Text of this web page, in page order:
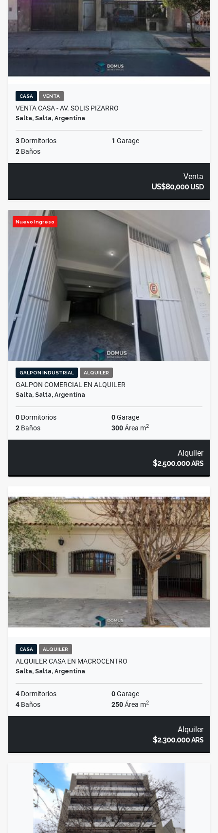
CASA VENTA
VENTA CASA - AV. SOLIS PIZARRO
Salta, Salta, Argentina
3 Dormitorios 1 Garage
2 Baños
Venta
US$80,000USD
Nuevo Ingreso
GALPON INDUSTRIAL ALQUILER
GALPON COMERCIAL EN ALQUILER
Salta, Salta, Argentina
0 Dormitorios 0Garage
2 Baños 300Área m2
Alquiler
$2.500.000ARS
CASA ALQUILER
ALQUILER CASA EN MACROCENTRO
Salta, Salta, Argentina
4 Dormitorios 0Garage
4 Baños 250Área m2
Alquiler
$2.300.000ARS